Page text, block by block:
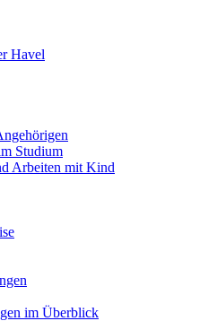
Havel
Studium
Arbeiten mit Kind
im Überblick